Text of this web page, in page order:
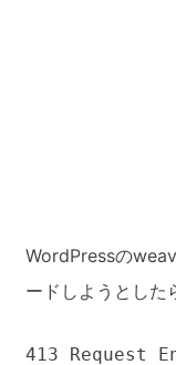
WordPressの
ードしようとした
413 Request